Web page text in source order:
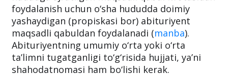
Kvota tasdiqlangach, maqsadli qabul o‘rinlari
hududlar kesimida bo‘linadi. Aynan bir
hududga ajratilgan maqsadli qabul kvotasidan
foydalanish uchun o‘sha hududda doimiy
yashaydigan (propiskasi bor) abituriyent
maqsadli qabuldan foydalanadi (manba